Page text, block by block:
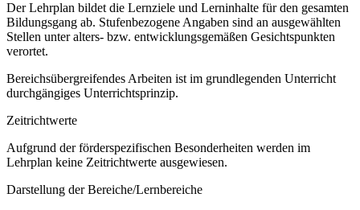
Der Lehrplan bildet die Lernziele und Lerninhalte für den gesamten
Bildungsgang ab. Stufenbezogene Angaben sind an ausgewählten
Stellen unter alters- bzw. entwicklungsgemäßen Gesichtspunkten
verortet.
Bereichsübergreifendes Arbeiten ist im grundlegenden Unterricht
durchgängiges Unterrichtsprinzip.
Zeitrichtwerte
Aufgrund der förderspezifischen Besonderheiten werden im
Lehrplan keine Zeitrichtwerte ausgewiesen.
Darstellung der Bereiche/Lernbereiche